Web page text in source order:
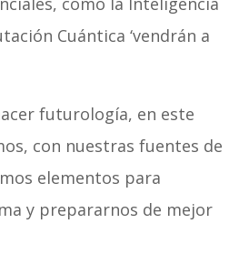
Cuántica ‘vendrán a
futurología, en este
con nuestras fuentes de
elementos para
y prepararnos de mejor